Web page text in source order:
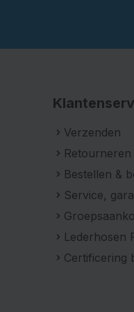
Verzenden
Retourneren
Bestellen &
Service,
Lederhosen
Certificering